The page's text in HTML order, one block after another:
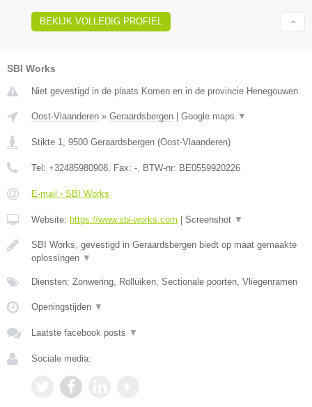
BEKIJK VOLLEDIG PROFIEL
SBI Works
Niet gevestigd in de plaats Komen en in de provincie Henegouwen.
Oost-Vlaanderen » Geraardsbergen Google maps ▼
Stikte 1, 9500 Geraardsbergen (Oost-Vlaanderen)
Tel: +32485980908, Fax: -, BTW-nr: BE0559920226
E-mail › SBI Works
Website: https://www.sbi-works.com Screenshot ▼
SBI Works, gevestigd in Geraardsbergen biedt op maat gemaakte
oplossingen ▼
Diensten: Zonwering, Rolluiken, Sectionale poorten, Vliegenramen
Openingstijden ▼
Laatste facebook posts ▼
Sociale media: